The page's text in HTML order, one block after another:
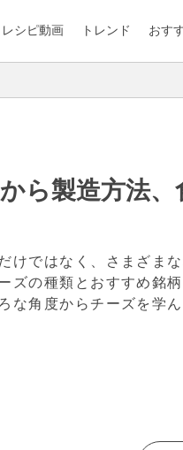
レシピ動画 トレンド おす
ら製造方法
けではなく、さまざま
ズの種類とおすすめ銘
な角度からチーズを学ん